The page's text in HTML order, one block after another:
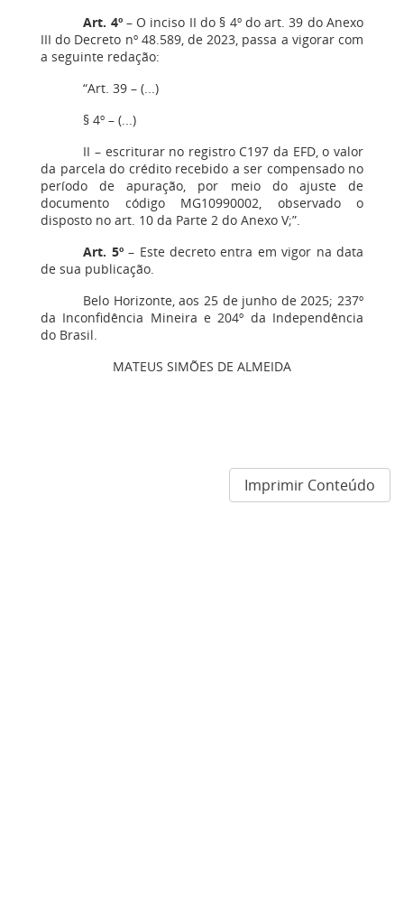
Art. 4º– O inciso II do § 4º do art. 39 do Anexo
III do Decreto nº 48.589, de 2023, passa a vigorar com
a seguinte redação:
“Art. 39 – (...)
§ 4º – (...)
II – escriturar no registro C197 da EFD, o valor
da parcela do crédito recebido a ser compensado no
período de apuração, por meio do ajuste de
documento código MG10990002, observado o
disposto no art. 10 da Parte 2 do Anexo V;”.
Art. 5º– Este decreto entra em vigor na data
de sua publicação.
Belo Horizonte, aos 25 de junho de 2025; 237º
da Inconfidência Mineira e 204º da Independência
do Brasil.
MATEUS SIMÕES DE ALMEIDA
Imprimir Conteúdo